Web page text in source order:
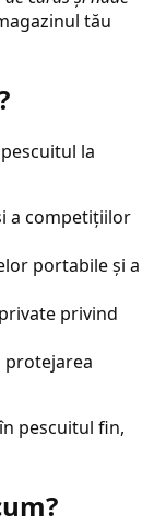
tău
la
a competițiilor
portabile și a
privind
protejarea
pescuitul fin,